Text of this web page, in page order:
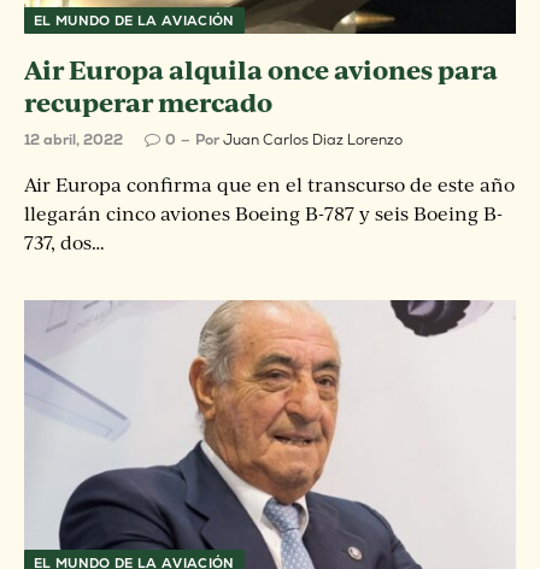
EL MUNDO DE LA AVIACIÓN
Air Europa alquila once aviones para
recuperar mercado
12 abril, 2022 0 PorJuan Carlos Diaz Lorenzo
Air Europa confirma que en el transcurso de este año
llegarán cinco aviones Boeing B-787 y seis Boeing B-
737, dos…
EL MUNDO DE LA AVIACIÓN